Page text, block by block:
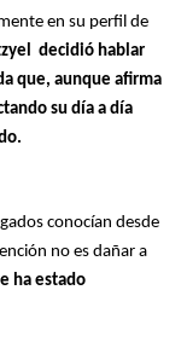
en su perfil de
decidió hablar
que, aunque afirma
su día a día
conocían desde
no es dañar a
ha estado